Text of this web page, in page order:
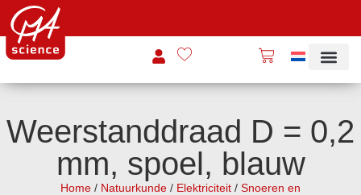
Weerstanddraad D = 0,2
mm, spoel, blauw
Home / Natuurkunde / Elektriciteit / Snoeren en